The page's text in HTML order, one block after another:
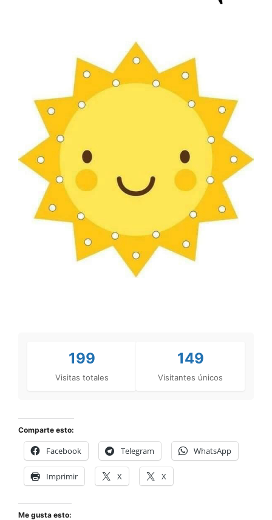
199
Visitas totales
149
Visitantes únicos
Comparte esto:
Facebook Telegram WhatsApp
Imprimir X X
Me gusta esto: